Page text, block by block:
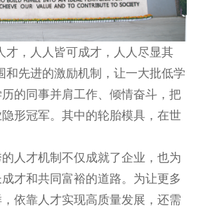
才，人人皆可成才，人人尽显其
和先进的激励机制，让一大批低学
的同事并肩工作、倾情奋斗，把
形冠军。其中的轮胎模具，在世
人才机制不仅成就了企业，也为
才和共同富裕的道路。为让更多
依靠人才实现高质量发展，还需